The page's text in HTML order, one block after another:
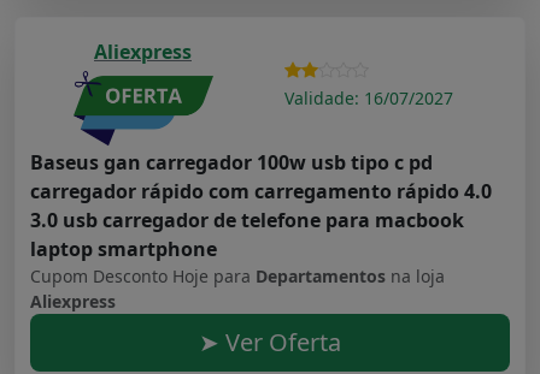
Aliexpress
Validade: 16/07/2027
Baseus gan carregador 100w usb tipo c pd
carregador rápido com carregamento rápido 4.0
3.0 usb carregador de telefone para macbook
laptop smartphone
Cupom Desconto Hoje para Departamentos na loja
Aliexpress
➤ Ver Oferta